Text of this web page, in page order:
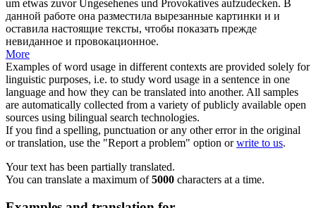
um etwas zuvor Ungesehenes und Provokatives aufzudecken. В
данной работе она разместила вырезанные картинки и и
оставила настоящие тексты, чтобы показать прежде
невиданное и провокационное.
More
Examples of word usage in different contexts are provided solely for
linguistic purposes, i.e. to study word usage in a sentence in one
language and how they can be translated into another. All samples
are automatically collected from a variety of publicly available open
sources using bilingual search technologies.
If you find a spelling, punctuation or any other error in the original
or translation, use the "Report a problem" option orwrite to us.
Your text has been partially translated.
You can translate a maximum of5000 characters at a time.